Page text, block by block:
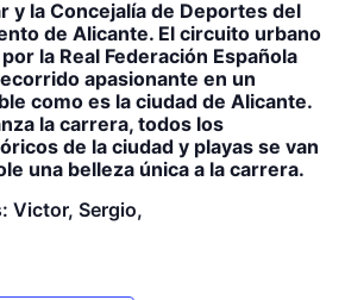
y la Concejalía de Deportes del
de Alicante. El circuito urbano
la Real Federación Española
apasionante en un
como es la ciudad de Alicante.
la carrera, todos los
de la ciudad y playas se van
una belleza única a la carrera.
Victor, Sergio,